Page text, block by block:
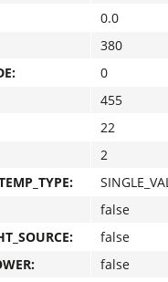
0.0
380
0
455
22
2
false
false
false